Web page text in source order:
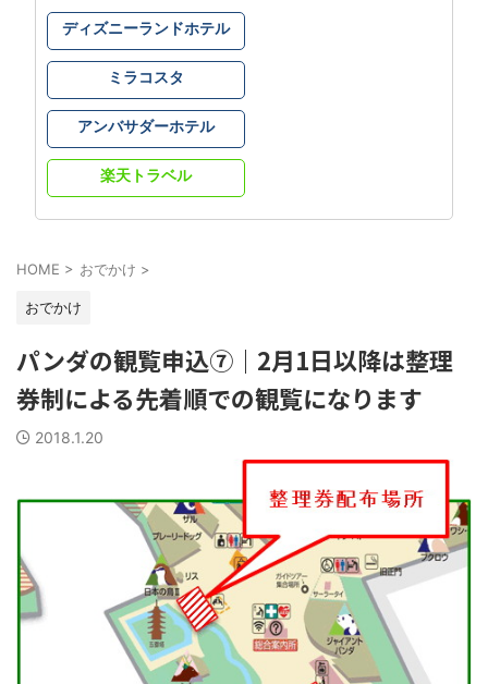
ディズニーランドホテル
ミラコスタ
アンバサダーホテル
楽天トラベル
HOME > おでかけ >
おでかけ
パンダの観覧申込⑦｜2月1日以降は整理
券制による先着順での観覧になります
2018.1.20